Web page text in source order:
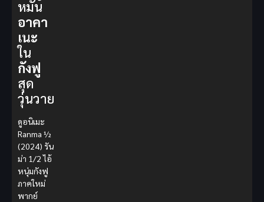
หมั้น
อาคา
เนะ
ใน
กังฟู
สุด
วุ่นวาย
ดูอนิเมะ
Ranma ½
(2024) รัน
ม่า 1/2 ไอ้
หนุ่มกังฟู
ภาคใหม่
พากย์